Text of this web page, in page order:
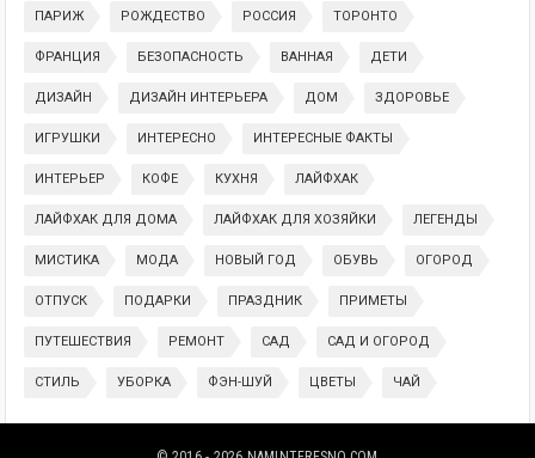
ПАРИЖ РОЖДЕСТВО РОССИЯ ТОРОНТО
ФРАНЦИЯ БЕЗОПАСНОСТЬ ВАННАЯ ДЕТИ
ДИЗАЙН ДИЗАЙН ИНТЕРЬЕРА ДОМ ЗДОРОВЬЕ
ИГРУШКИ ИНТЕРЕСНО ИНТЕРЕСНЫЕ ФАКТЫ
ИНТЕРЬЕР КОФЕ КУХНЯ ЛАЙФХАК
ЛАЙФХАК ДЛЯ ДОМА ЛАЙФХАК ДЛЯ ХОЗЯЙКИ ЛЕГЕНДЫ
МИСТИКА МОДА НОВЫЙ ГОД ОБУВЬ ОГОРОД
ОТПУСК ПОДАРКИ ПРАЗДНИК ПРИМЕТЫ
ПУТЕШЕСТВИЯ РЕМОНТ САД САД И ОГОРОД
СТИЛЬ УБОРКА ФЭН-ШУЙ ЦВЕТЫ ЧАЙ